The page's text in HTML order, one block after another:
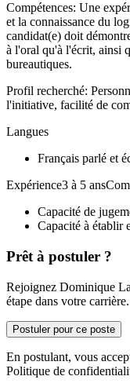
Compétences: Une
et la connaissance du
candidat(e) doit
à l'oral qu'à l'écrit, ainsi
bureautiques.
Profil recherché:
l'initiative, facilité de
Langues
Français parlé et
Expérience3 à 5
Capacité de
Capacité à établir
Prêt à postuler ?
Rejoignez Dominique
étape dans votre carrière.
Postuler pour ce poste
En postulant, vous
Politique de